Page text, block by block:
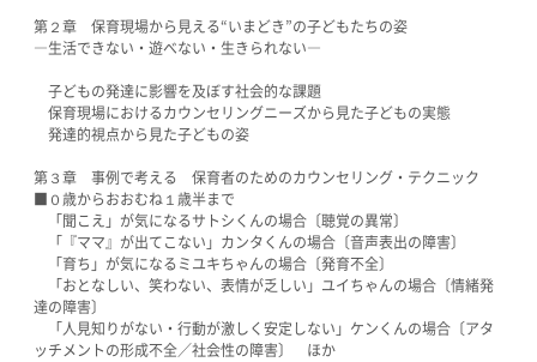
第２章 保育現場から見える“いまどき”の子どもたちの姿
―生活できない・遊べない・生きられない―
子どもの発達に影響を及ぼす社会的な課題
保育現場におけるカウンセリングニーズから見た子どもの実態
発達的視点から見た子どもの姿
第３章 事例で考える 保育者のためのカウンセリング・テクニック
■０歳からおおむね１歳半まで
「聞こえ」が気になるサトシくんの場合〔聴覚の異常〕
「『ママ』が出てこない」カンタくんの場合〔音声表出の障害〕
「育ち」が気になるミユキちゃんの場合〔発育不全〕
「おとなしい、笑わない、表情が乏しい」ユイちゃんの場合〔情緒発
達の障害〕
「人見知りがない・行動が激しく安定しない」ケンくんの場合〔アタ
ッチメントの形成不全／社会性の障害〕 ほか